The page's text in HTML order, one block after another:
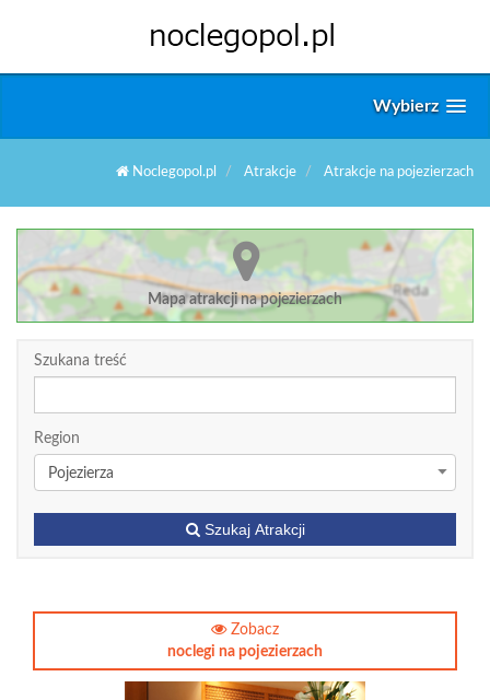
Wybierz
Noclegopol.pl Atrakcje Atrakcje na pojezierzach
Mapa atrakcji na pojezierzach
Szukana treść
Region
Pojezierza
Szukaj Atrakcji
Zobacz
noclegi na pojezierzach